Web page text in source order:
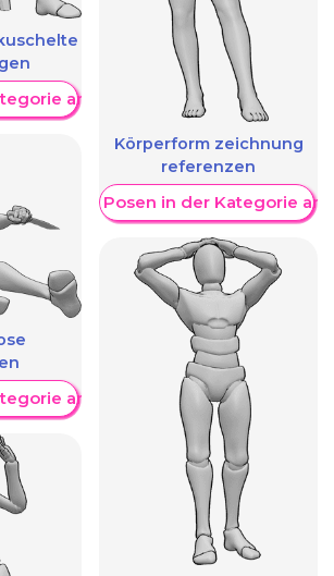
anzeigen
anzeigen
Körperform zeichnung
referenzen
Weitere Posen in der Kategorie